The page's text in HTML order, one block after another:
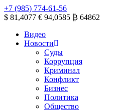
+7 (985) 774-61-56
$ 81,4077 € 94,0585 ₿ 64862
Видео
Новости
Суды
Коррупция
Криминал
Конфликт
Бизнес
Политика
Общество